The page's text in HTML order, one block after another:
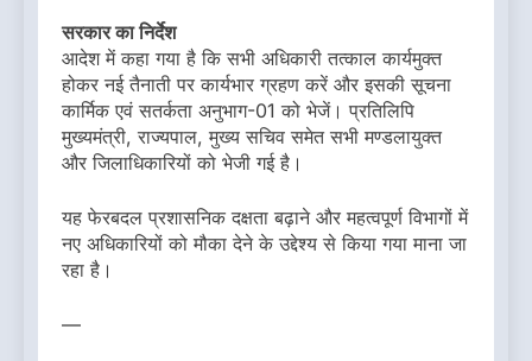
सरकार का निर्देश
आदेश में कहा गया है कि सभी अधिकारी तत्काल कार्यमुक्त
होकर नई तैनाती पर कार्यभार ग्रहण करें और इसकी सूचना
कार्मिक एवं सतर्कता अनुभाग-01 को भेजें। प्रतिलिपि
मुख्यमंत्री, राज्यपाल, मुख्य सचिव समेत सभी मण्डलायुक्त
और जिलाधिकारियों को भेजी गई है।
यह फेरबदल प्रशासनिक दक्षता बढ़ाने और महत्वपूर्ण विभागों में
नए अधिकारियों को मौका देने के उद्देश्य से किया गया माना जा
रहा है।
—